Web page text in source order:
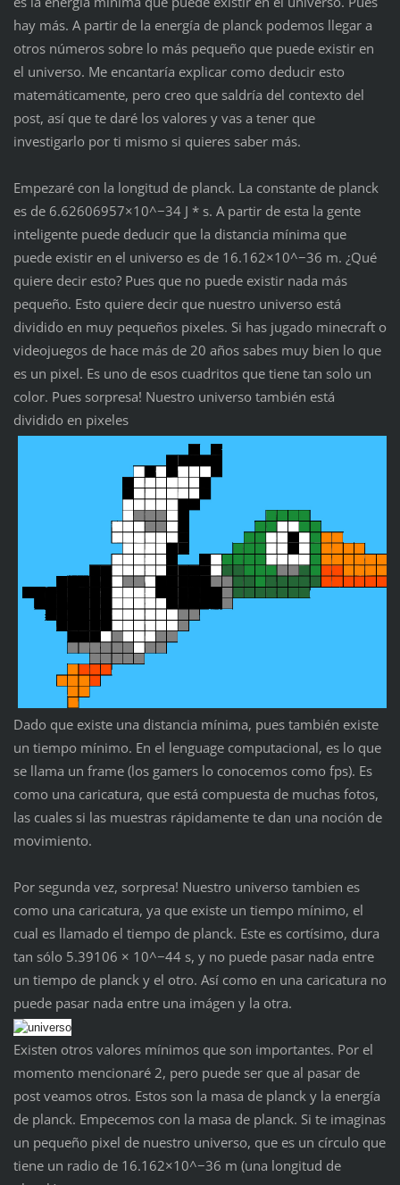
hay más. A partir de la energía de planck podemos llegar a
otros números sobre lo más pequeño que puede existir en
el universo. Me encantaría explicar como deducir esto
matemáticamente, pero creo que saldría del contexto del
post, así que te daré los valores y vas a tener que
investigarlo por ti mismo si quieres saber más.
Empezaré con la longitud de planck. La constante de planck
es de 6.62606957×10^−34 J * s. A partir de esta la gente
inteligente puede deducir que la distancia mínima que
puede existir en el universo es de 16.162×10^−36 m. ¿Qué
quiere decir esto? Pues que no puede existir nada más
pequeño. Esto quiere decir que nuestro universo está
dividido en muy pequeños pixeles. Si has jugado minecraft o
videojuegos de hace más de 20 años sabes muy bien lo que
es un pixel. Es uno de esos cuadritos que tiene tan solo un
color. Pues sorpresa! Nuestro universo también está
dividido en pixeles
Dado que existe una distancia mínima, pues también existe
un tiempo mínimo. En el lenguage computacional, es lo que
se llama un frame (los gamers lo conocemos como fps). Es
como una caricatura, que está compuesta de muchas fotos,
las cuales si las muestras rápidamente te dan una noción de
movimiento.
Por segunda vez, sorpresa! Nuestro universo tambien es
como una caricatura, ya que existe un tiempo mínimo, el
cual es llamado el tiempo de planck. Este es cortísimo, dura
tan sólo 5.39106 × 10^−44 s, y no puede pasar nada entre
un tiempo de planck y el otro. Así como en una caricatura no
puede pasar nada entre una imágen y la otra.
Existen otros valores mínimos que son importantes. Por el
momento mencionaré 2, pero puede ser que al pasar de
post veamos otros. Estos son la masa de planck y la energía
de planck. Empecemos con la masa de planck. Si te imaginas
un pequeño pixel de nuestro universo, que es un círculo que
tiene un radio de 16.162×10^−36 m (una longitud de